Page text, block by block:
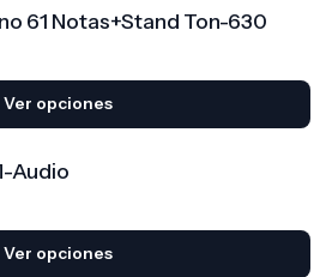
61 Notas+Stand Ton-630
Ver opciones
Audio
Ver opciones